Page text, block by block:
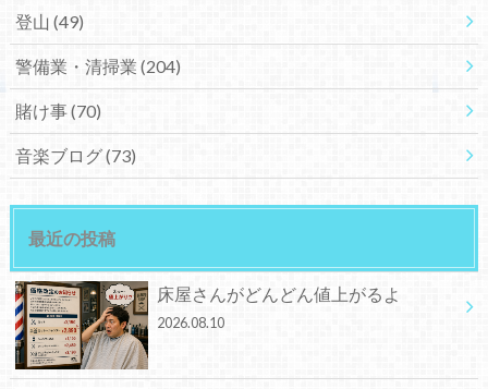
登山 (49)
警備業・清掃業 (204)
賭け事(70)
音楽ブログ(73)
最近の投稿
床屋さんがどんどん値上がるよ
2026.08.10